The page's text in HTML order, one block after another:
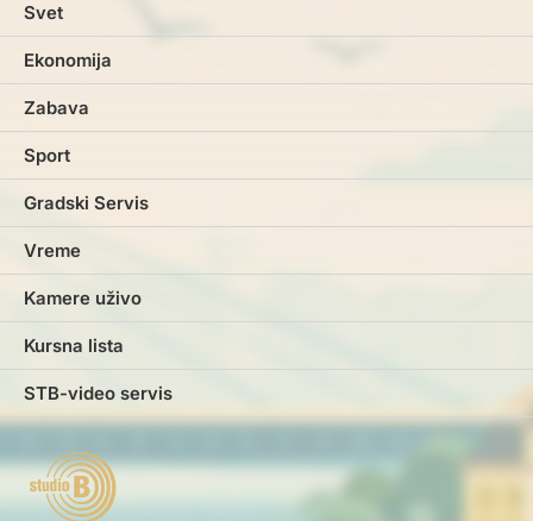
Svet
Ekonomija
Zabava
Sport
Gradski Servis
Vreme
Kamere uživo
Kursna lista
STB-video servis